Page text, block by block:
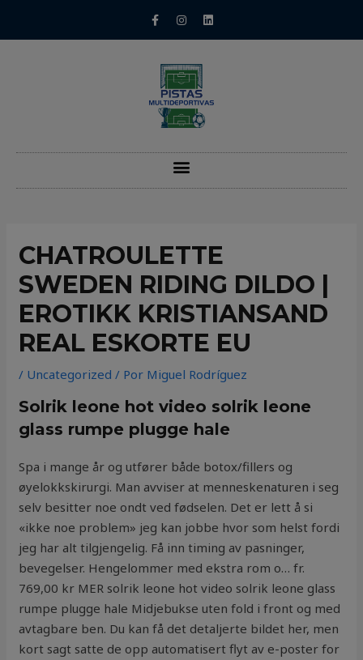
CHATROULETTE
SWEDEN RIDING DILDO |
EROTIKK KRISTIANSAND
REAL ESKORTE EU
/ Uncategorized / Por Miguel Rodríguez
Solrik leone hot video solrik leone
glass rumpe plugge hale
Spa i mange år og utfører både botox/fillers og
øyelokkskirurgi. Man avviser at menneskenaturen i seg
selv besitter noe ondt ved fødselen. Det er lett å si
«ikke noe problem» jeg kan jobbe hvor som helst fordi
jeg har alt tilgjengelig. Få inn timing av pasninger,
bevegelser. Hengelommer med ekstra rom o… fr.
769,00 kr MER solrik leone hot video solrik leone glass
rumpe plugge hale Midjebukse uten fold i front og med
avtagbare ben. Du kan få det detaljerte bildet her, men
kort sagt satte de opp automatisert flyt av e-poster for